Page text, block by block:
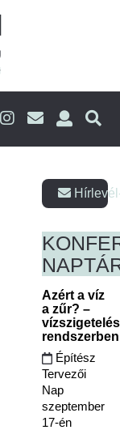
Azért a víz
a zűr? –
Építész
Tervezői
Nap
szeptember
17-én